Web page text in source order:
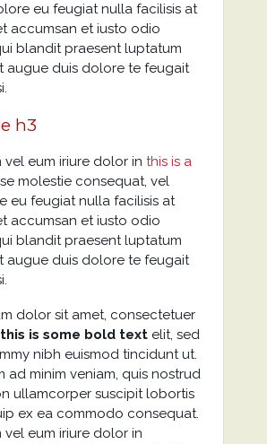
eu feugiat nulla facilisis at
accumsan et iusto odio
blandit praesent luptatum
augue duis dolore te feugait
h3
vel eum iriure dolor in this is a
molestie consequat, vel
eu feugiat nulla facilisis at
accumsan et iusto odio
blandit praesent luptatum
augue duis dolore te feugait
dolor sit amet, consectetuer
this is some bold textelit, sed
nibh euismod tincidunt ut.
ad minim veniam, quis nostrud
ullamcorper suscipit lobortis
ex ea commodo consequat.
vel eum iriure dolor in